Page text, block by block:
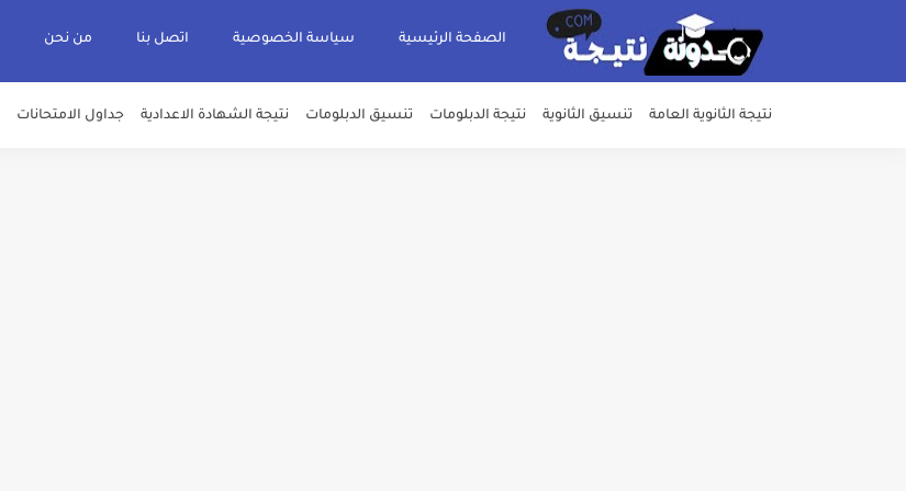
الصفحة الرئيسية سياسة الخصوصية اتصل بنا من نحن
نتيجة الثانوية العامة تنسيق الثانوية نتيجة الدبلومات تنسيق الدبلومات نتيجة الشهادة الاعدادية جداول الامتحانات